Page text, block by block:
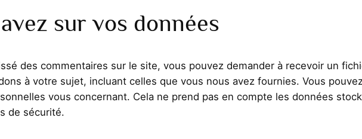
sur vos données
des commentaires sur le site, vous pouvez demander à recevoir un
à votre sujet, incluant celles que vous nous avez fournies. Vous
vous concernant. Cela ne prend pas en compte les données
de sécurité.